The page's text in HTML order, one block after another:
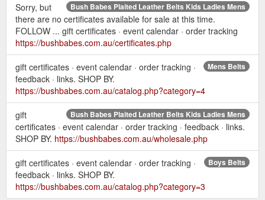
Bush Babes Plaited Leather Belts Kids Ladies Mens
Sorry, but
there are no certificates available for sale at this time.
FOLLOW ... gift certificates · event calendar · order tracking
https://bushbabes.com.au/certificates.php
Mens Belts
gift certificates · event calendar · order tracking ·
feedback · links. SHOP BY.
https://bushbabes.com.au/catalog.php?category=4
Bush Babes Plaited Leather Belts Kids Ladies Mens
gift
certificates · event calendar · order tracking · feedback · links.
SHOP BY. https://bushbabes.com.au/wholesale.php
Boys Belts
gift certificates · event calendar · order tracking ·
feedback · links. SHOP BY.
https://bushbabes.com.au/catalog.php?category=3